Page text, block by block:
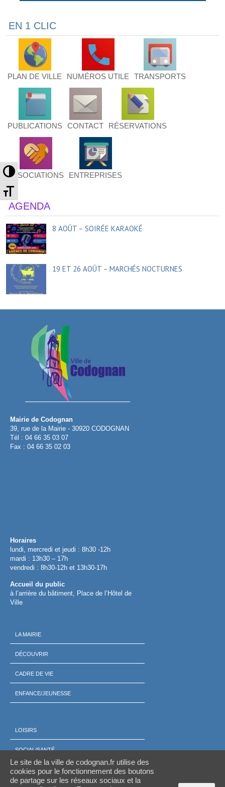
Passer en contraste élevé
Changer la taille de la police
EN 1 CLIC
PLAN DE VILLE NUMÉROS UTILE TRANSPORTS
PUBLICATIONS CONTACT RÉSERVATIONS
ASSOCIATIONS ENTREPRISES
AGENDA
8 AOÛT – SOIRÉE KARAOKÉ
19 ET 26 AOÛT – MARCHÉS NOCTURNES
Mairie de Codognan
39, rue de la Mairie - 30920 CODOGNAN
Tél : 04 66 35 03 07
Fax : 04 66 35 02 03
Horaires
lundi, mercredi et jeudi : 8h30 -12h
mardi : 13h30 – 17h
vendredi : 8h30-12h et 13h30-17h
Accueil du public
à l’arrière du bâtiment, Place de l’Hôtel de
Ville
LA MAIRIE
DÉCOUVRIR
CADRE DE VIE
ENFANCE/JEUNESSE
LOISIRS
SOCIAL/SANTÉ
ÉCONOMIE
Le site de la ville de codognan.fr utilise des
cookies pour le fonctionnement des boutons
de partage sur les réseaux sociaux et la